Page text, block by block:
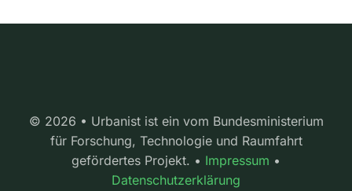
© 2026 • Urbanist ist ein vom Bundesministerium
für Forschung, Technologie und Raumfahrt
gefördertes Projekt. • Impressum •
Datenschutzerklärung